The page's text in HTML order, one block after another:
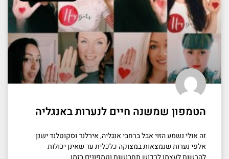
הטמפון שמשנה חיים לנערות באנגליה
זה אולי נשמע הזוי אבל ברחבי אנגליה, אירלנד וסקוטלנד ישנן
אלפי נערות שנמצאות במצוקה כלכלית עד שאינן יכולות